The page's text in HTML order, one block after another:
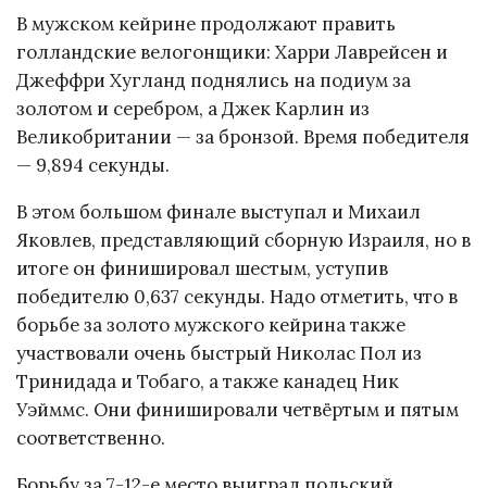
В мужском кейрине продолжают править
голландские велогонщики: Харри Лаврейсен и
Джеффри Хугланд поднялись на подиум за
золотом и серебром, а Джек Карлин из
Великобритании — за бронзой. Время победителя
— 9,894 секунды.
В этом большом финале выступал и Михаил
Яковлев, представляющий сборную Израиля, но в
итоге он финишировал шестым, уступив
победителю 0,637 секунды. Надо отметить, что в
борьбе за золото мужского кейрина также
участвовали очень быстрый Николас Пол из
Тринидада и Тобаго, а также канадец Ник
Уэйммс. Они финишировали четвёртым и пятым
соответственно.